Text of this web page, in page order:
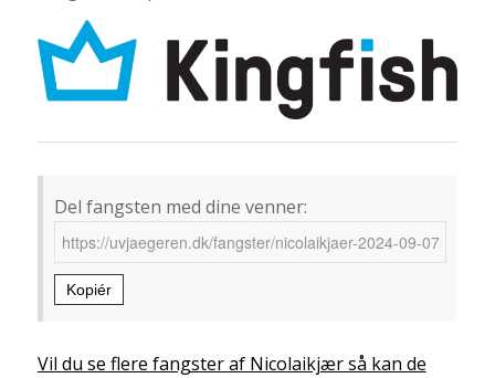
Del fangsten med dine venner:
Kopiér
Vil du se flere fangster af Nicolaikjær så kan de